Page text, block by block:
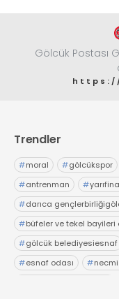
Gölcük Postası
Trendler
#moral #gölcükspor
#antrenman #
#darıca
#büfeler ve tekel bayileri
#gölcük belediyesiesnaf
#esnaf odası #